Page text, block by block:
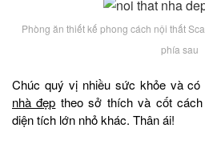
Phòng ăn thiết kế phong cách nội thất
phía sau
Chúc quý vị nhiều sức khỏe và
nhà đẹp theo sở thích và cốt
diện tích lớn nhỏ khác. Thân ái!